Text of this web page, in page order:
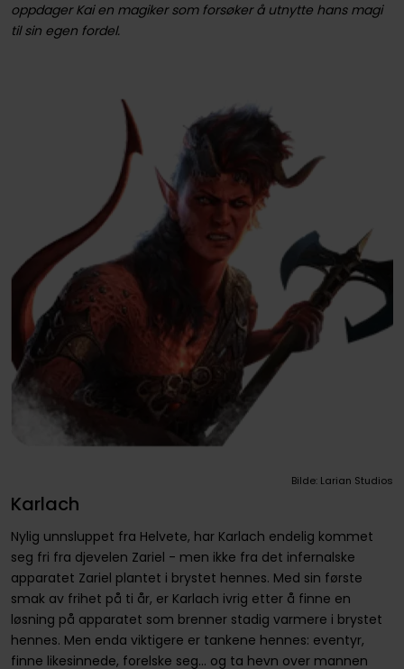
oppdager Kai en magiker som forsøker å utnytte hans magi
til sin egen fordel.
Bilde: Larian Studios
Karlach
Nylig unnsluppet fra Helvete, har Karlach endelig kommet
seg fri fra djevelen Zariel - men ikke fra det infernalske
apparatet Zariel plantet i brystet hennes. Med sin første
smak av frihet på ti år, er Karlach ivrig etter å finne en
løsning på apparatet som brenner stadig varmere i brystet
hennes. Men enda viktigere er tankene hennes: eventyr,
finne likesinnede, forelske seg… og ta hevn over mannen